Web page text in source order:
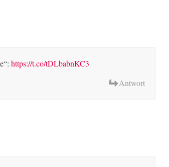
https://t.co/tDLbabnKC3
Antwort